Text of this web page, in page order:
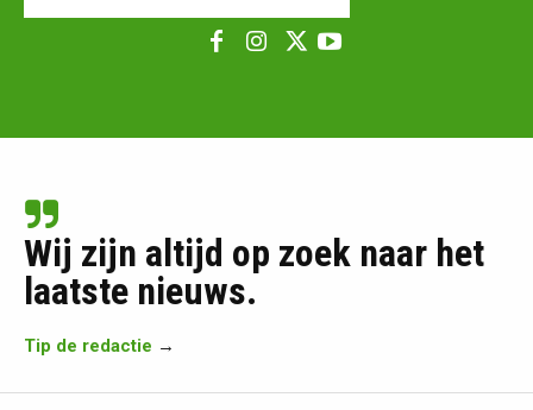
Wij zijn altijd op zoek naar het
laatste nieuws.
Tip de redactie →